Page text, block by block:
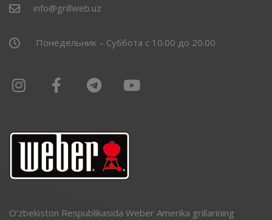
info@grillweb.uz
Понедельник – Суббота с 10.00 до 20.00
O’zbekiston Respublikasida Weber Amerika grillarining